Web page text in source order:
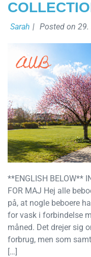
Sarah | Posted on 29.
**ENGLISH BELOW**
FOR MAJ Hej alle
på, at nogle beboere
for vask i forbindelse
måned. Det drejer sig
forbrug, men som
[…]